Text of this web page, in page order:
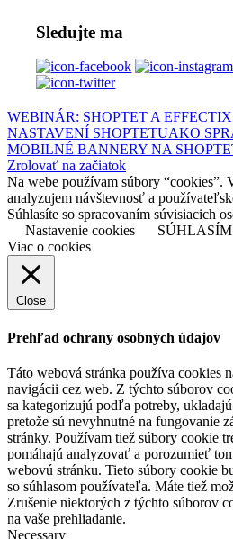
Sledujte ma
WEBINÁR: SHOPTET A
NASTAVENÍ SHOPTETUAKO
MOBILNÉ BANNERY NA
Zrolovať na začiatok
Na webe používam súbory “cookies”.
analyzujem návštevnosť a
Súhlasíte so spracovaním súvisiacich
Nastavenie cookies
SÚHLASÍM
Viac o cookies
Close
Prehľad ochrany osobných údajov
Táto webová stránka používa cookies
navigácii cez web. Z týchto súborov
sa kategorizujú podľa potreby,
pretože sú nevyhnutné na fungovanie
stránky. Používam tiež súbory cookie
pomáhajú analyzovať a porozumieť
webovú stránku. Tieto súbory cookie
so súhlasom používateľa. Máte tiež
Zrušenie niektorých z týchto súborov
na vaše prehliadanie.
Necessary